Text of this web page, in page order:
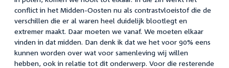
conflict in het Midden-Oosten nu als contrastvloeistof die de
verschillen die er al waren heel duidelijk blootlegt en
extremer maakt. Daar moeten we vanaf. We moeten elkaar
vinden in dat midden. Dan denk ik dat we het voor 90% eens
kunnen worden over wat voor samenleving wij willen
hebben, ook in relatie tot dit onderwerp. Voor die resterende